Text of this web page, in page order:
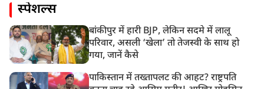
स्पेशल्स
बांकीपुर में हारी BJP, लेकिन सदमे में लालू
परिवार, असली ‘खेला’ तो तेजस्वी के साथ हो
गया, जानें कैसे
पाकिस्तान में तख्तापलट की आहट? राष्ट्रपति